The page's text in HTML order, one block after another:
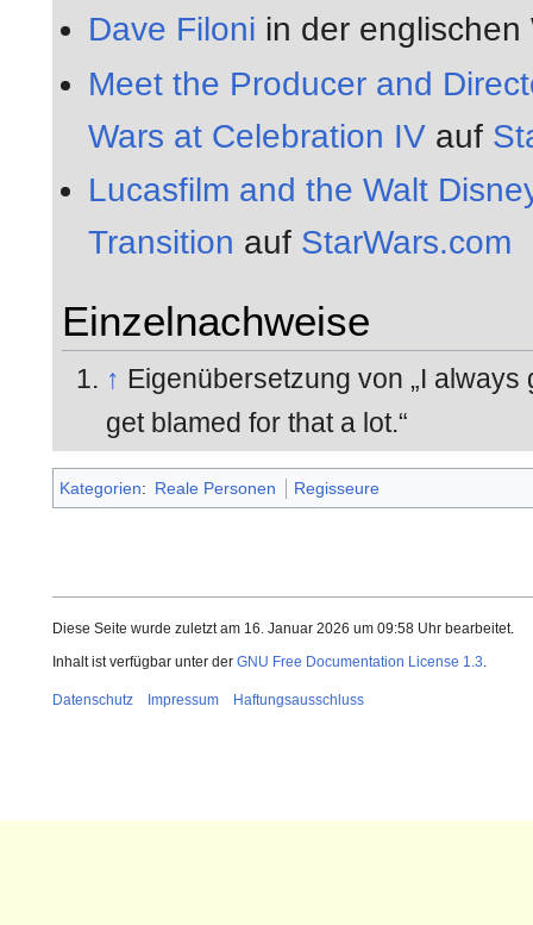
Dave Filoni in der englischen
Meet the Producer and
Wars at Celebration IV auf
Lucasfilm and the Walt
Transition auf StarWars.com
Einzelnachweise
↑ Eigenübersetzung von „I
get blamed for that a lot.“
Kategorien: Reale Personen Regisseure
Diese Seite wurde zuletzt am 16. Januar 2026 um 09:58 Uhr bearbeitet.
Inhalt ist verfügbar unter der GNU Free Documentation License 1.3.
Datenschutz Impressum Haftungsausschluss